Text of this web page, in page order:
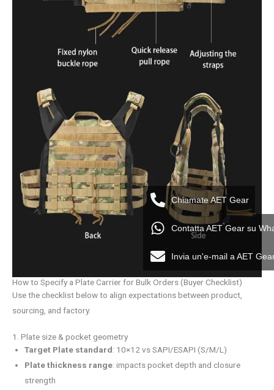
How to Specify a Plate Carrier for Bulk Orders (Buyer Checklist)
Use the checklist below to align expectations between product,
sourcing, and factory.
1. Plate size & pocket geometry
Target Plate standard: 10×12 vs SAPI/ESAPI (S/M/L)
Plate thickness range: impacts pocket depth and closure
strength
Chiamate AET Gear
Contatta AET Gear su
Invia un'e-mail a AET